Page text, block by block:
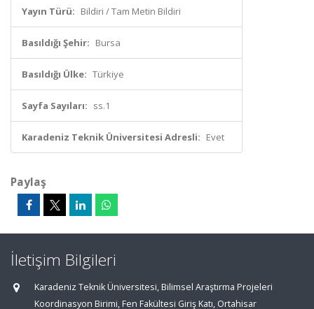
Yayın Türü: Bildiri / Tam Metin Bildiri
Basıldığı Şehir: Bursa
Basıldığı Ülke: Türkiye
Sayfa Sayıları: ss.1
Karadeniz Teknik Üniversitesi Adresli: Evet
Paylaş
İletişim Bilgileri
Karadeniz Teknik Üniversitesi, Bilimsel Araştırma Projeleri
Koordinasyon Birimi, Fen Fakültesi Giriş Katı, Ortahisar